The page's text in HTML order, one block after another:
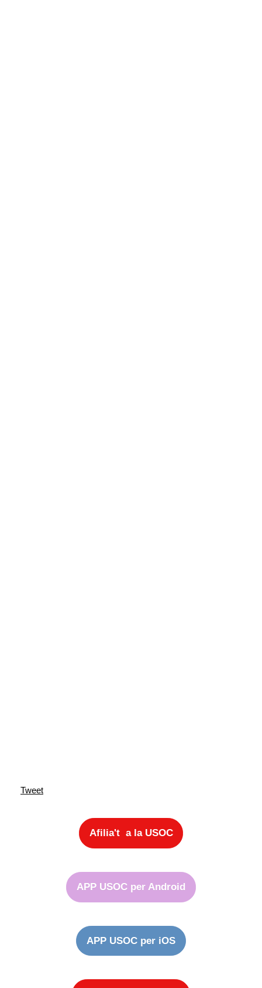
Tweet
Afilia't a la USOC
APP USOC per Android
APP USOC per iOS